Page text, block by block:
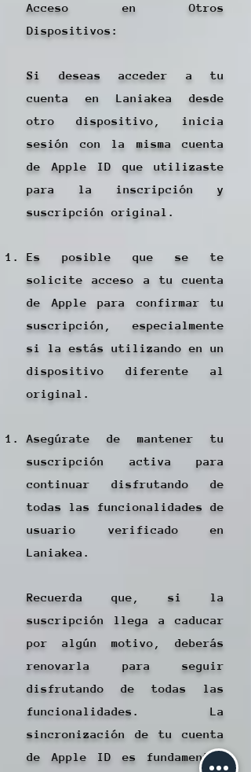
Acceso en Otros
Dispositivos:
Si deseas acceder a tu
cuenta en Laniakea desde
otro dispositivo, inicia
sesión con la misma cuenta
de Apple ID que utilizaste
para la inscripción y
suscripción original.
Es posible que se te
solicite acceso a tu cuenta
de Apple para confirmar tu
suscripción, especialmente
si la estás utilizando en un
dispositivo diferente al
original.
Asegúrate de mantener tu
suscripción activa para
continuar disfrutando de
todas las funcionalidades de
usuario verificado en
Laniakea.
Recuerda que, si la
suscripción llega a caducar
por algún motivo, deberás
renovarla para seguir
disfrutando de todas las
funcionalidades. La
sincronización de tu cuenta
de Apple ID es fundamental